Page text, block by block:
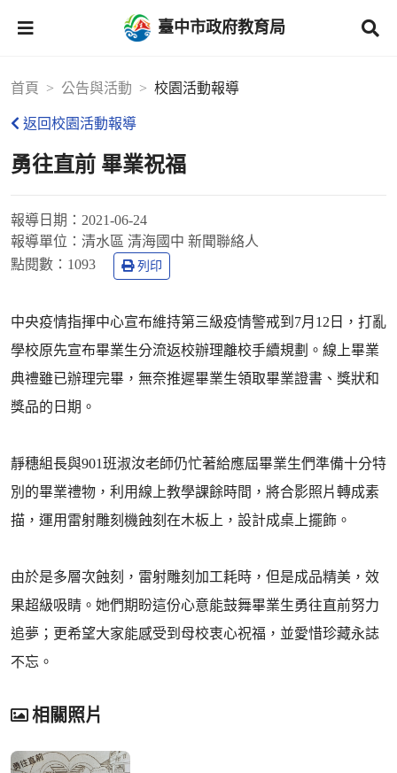
臺中市政府教育局
首頁 公告與活動 校園活動報導
返回校園活動報導
勇往直前 畢業祝福
報導日期： 2021-06-24
報導單位： 清水區 清海國中 新聞聯絡人
點閱數： 1093 列印
中央疫情指揮中心宣布維持第三級疫情警戒到7月12日，打亂
學校原先宣布畢業生分流返校辦理離校手續規劃。線上畢業
典禮雖已辦理完畢，無奈推遲畢業生領取畢業證書、獎狀和
獎品的日期。
靜穗組長與901班淑汝老師仍忙著給應屆畢業生們準備十分特
別的畢業禮物，利用線上教學課餘時間，將合影照片轉成素
描，運用雷射雕刻機蝕刻在木板上，設計成桌上擺飾。
由於是多層次蝕刻，雷射雕刻加工耗時，但是成品精美，效
果超級吸睛。她們期盼這份心意能鼓舞畢業生勇往直前努力
追夢；更希望大家能感受到母校衷心祝福，並愛惜珍藏永誌
不忘。
相關照片